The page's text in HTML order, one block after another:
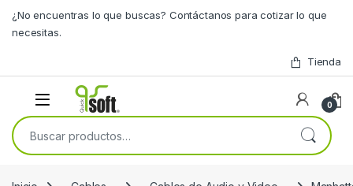
¿No encuentras lo que buscas? Contáctanos para cotizar lo que
necesitas.
Tienda
0
Buscar por: